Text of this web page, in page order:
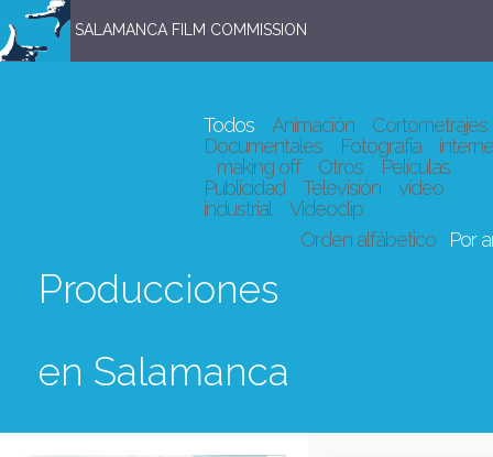
SALAMANCA FILM COMMISSION
Todos Animación
Cortometrajes
Documentales
Fotografía
making off
Otros
Películas
Publicidad
Televisión
vídeo
industrial
Videoclip
Orden alfábetico
Por
Producciones
en Salamanca